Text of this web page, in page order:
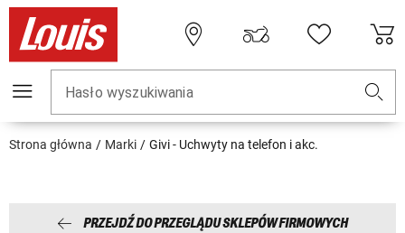
Hasło wyszukiwania
Strona główna Marki Givi - Uchwyty na telefon i akc.
PRZEJDŹ DO PRZEGLĄDU SKLEPÓW FIRMOWYCH